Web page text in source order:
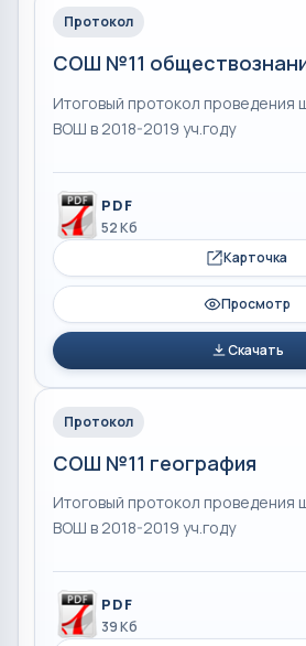
Протокол
СОШ №11
Итоговый протокол проведения
ВОШ в 2018-2019 уч.году
PDF
52 Кб
Карточка
Просмотр
Скачать
Протокол
СОШ №11 география
Итоговый протокол проведения
ВОШ в 2018-2019 уч.году
PDF
39 Кб